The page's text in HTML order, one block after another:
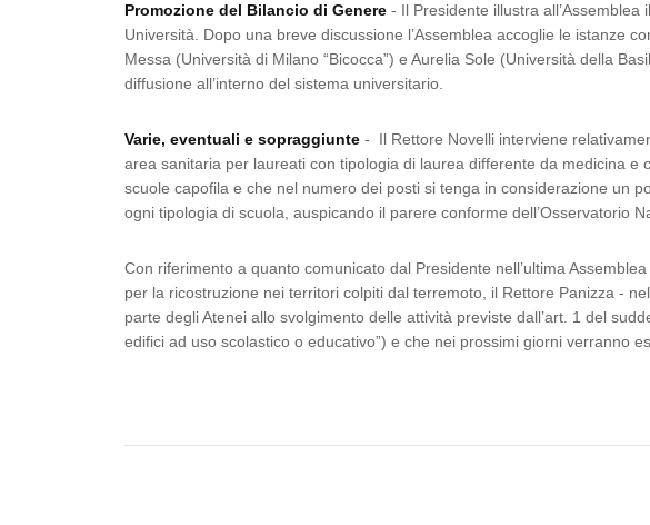
Promozione del Bilancio di Genere - Il Presidente illustra
Università. Dopo una breve discussione l’Assemblea accoglie le istanze
Messa (Università di Milano “Bicocca”) e Aurelia Sole (Università della
diffusione all’interno del sistema universitario.
Varie, eventuali e sopraggiunte - Il Rettore Novelli interviene
area sanitaria per laureati con tipologia di laurea differente da medicina e
scuole capofila e che nel numero dei posti si tenga in considerazione un
ogni tipologia di scuola, auspicando il parere conforme dell’Osservatorio
Con riferimento a quanto comunicato dal Presidente nell’ultima
per la ricostruzione nei territori colpiti dal terremoto, il Rettore Panizza -
parte degli Atenei allo svolgimento delle attività previste dall’art. 1 del
edifici ad uso scolastico o educativo”) e che nei prossimi giorni verranno